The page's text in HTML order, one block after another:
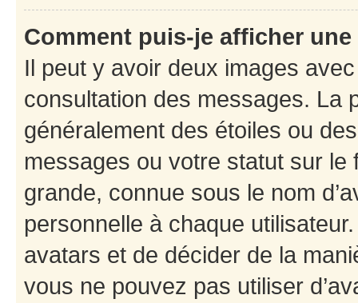
Comment puis-je afficher
Il peut y avoir deux images
consultation des messages. La
généralement des étoiles ou
messages ou votre statut sur
grande, connue sous le nom
personnelle à chaque utilisateur.
avatars et de décider de la
vous ne pouvez pas utiliser